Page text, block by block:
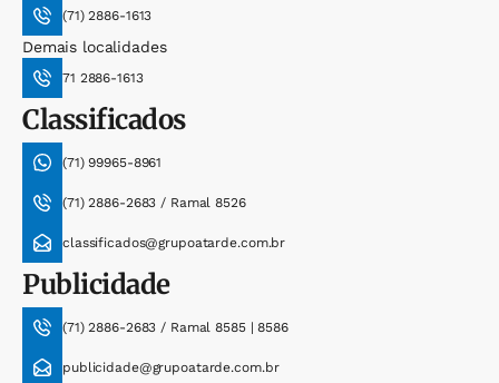
(71) 2886-1613
Demais localidades
71 2886-1613
Classificados
(71) 99965-8961
(71) 2886-2683 / Ramal 8526
classificados@grupoatarde.com.br
Publicidade
(71) 2886-2683 / Ramal 8585 | 8586
publicidade@grupoatarde.com.br